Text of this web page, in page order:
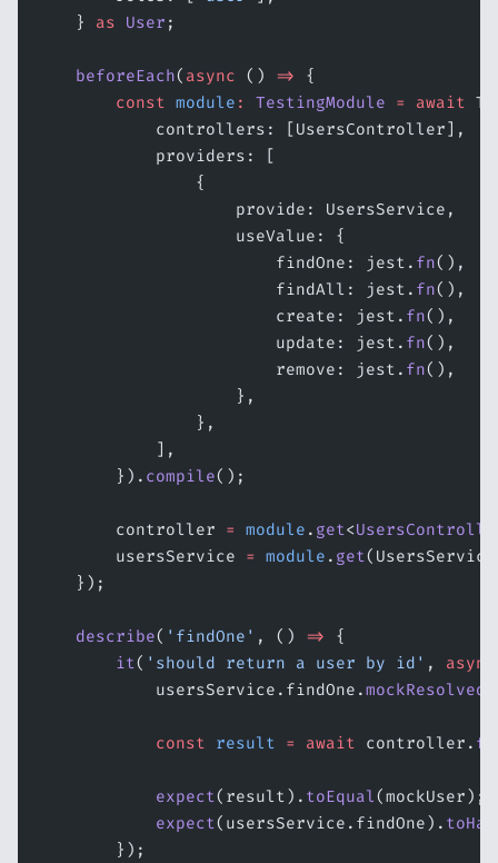
    }
as User ;
    beforeEach
( async () =>
{
        const
module : TestingModule = await
            controllers: [UsersController],
            providers: [
                {
                    provide: UsersService,
                    useValue: {
                        findOne: jest.
fn(),
                        findAll: jest.
fn(),
                        create: jest.
fn(),
                        update: jest.
fn(),
                        remove: jest.
fn(),
                    },
                },
            ],
        }).
compile();
        controller
= module . get<
        usersService
= module . get
    });
    describe
( 'findOne' , () =>
{
        it
( 'should return a user by id' , async
            usersService.findOne.
            const
result = await controller.
            expect
(result). toEqual(mockUser);
            expect
(usersService.findOne).
        });